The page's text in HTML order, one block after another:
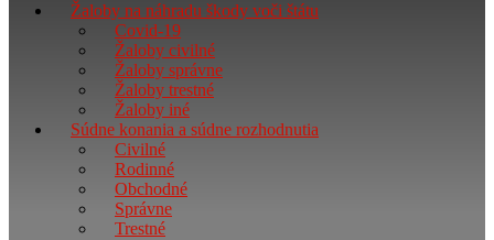
Žaloby na náhradu škody voči štátu
Covid-19
Žaloby civilné
Žaloby správne
Žaloby trestné
Žaloby iné
Súdne konania a súdne rozhodnutia
Civilné
Rodinné
Obchodné
Správne
Trestné